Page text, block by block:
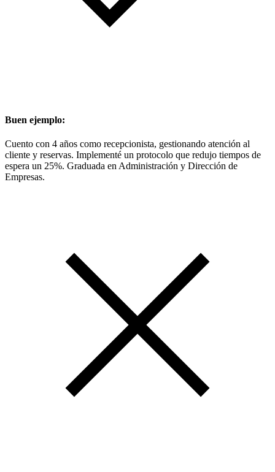
Buen ejemplo:
Cuento con 4 años como recepcionista, gestionando atención al
cliente y reservas. Implementé un protocolo que redujo tiempos de
espera un 25%. Graduada en Administración y Dirección de
Empresas.